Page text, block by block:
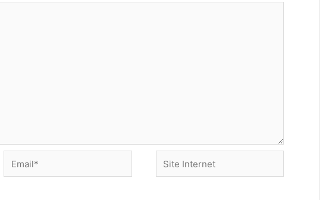
Email*
Site
Internet